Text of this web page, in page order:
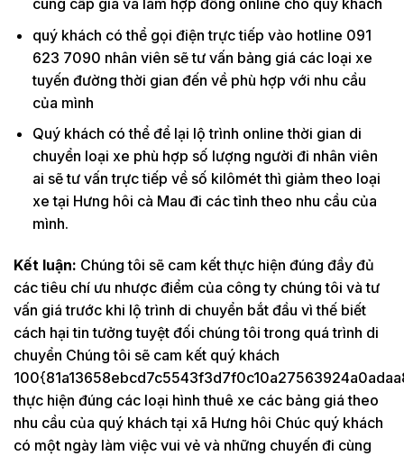
cung cấp giá và làm hợp đồng online cho quý khách
quý khách có thể gọi điện trực tiếp vào hotline 091
623 7090 nhân viên sẽ tư vấn bảng giá các loại xe
tuyến đường thời gian đến về phù hợp với nhu cầu
của mình
Quý khách có thể để lại lộ trình online thời gian di
chuyển loại xe phù hợp số lượng người đi nhân viên
ai sẽ tư vấn trực tiếp về số kilômét thì giảm theo loại
xe tại Hưng hôi cà Mau đi các tỉnh theo nhu cầu của
mình.
Kết luận: Chúng tôi sẽ cam kết thực hiện đúng đầy đủ
các tiêu chí ưu nhược điểm của công ty chúng tôi và tư
vấn giá trước khi lộ trình di chuyển bắt đầu vì thế biết
cách hại tin tưởng tuyệt đối chúng tôi trong quá trình di
chuyển Chúng tôi sẽ cam kết quý khách
thực hiện đúng các loại hình thuê xe các bảng giá theo
nhu cầu của quý khách tại xã Hưng hôi Chúc quý khách
có một ngày làm việc vui vẻ và những chuyến đi cùng